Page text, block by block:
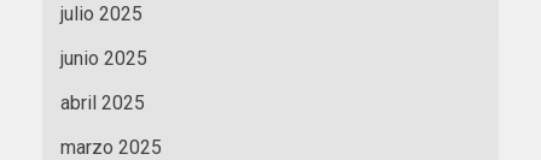
julio 2025
junio 2025
abril 2025
marzo 2025